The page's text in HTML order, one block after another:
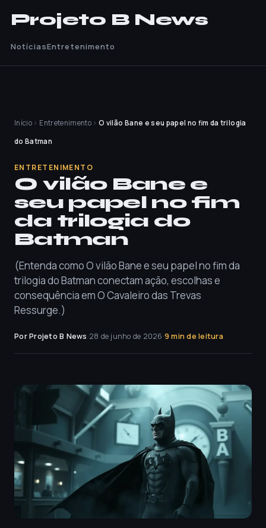
Projeto B News
NotíciasEntretenimento
Início › Entretenimento › O vilão Bane e seu papel no fim da trilogia
do Batman
ENTRETENIMENTO
O vilão Bane e
seu papel no fim
da trilogia do
Batman
(Entenda como O vilão Bane e seu papel no fim da
trilogia do Batman conectam ação, escolhas e
consequência em O Cavaleiro das Trevas
Ressurge.)
Por Projeto B News·28 de junho de 2026·9 min de leitura